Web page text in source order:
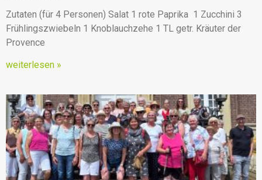
Zutaten (für 4 Personen) Salat 1 rote Paprika 1 Zucchini 3
Frühlingszwiebeln 1 Knoblauchzehe 1 TL getr. Kräuter der
Provence
weiterlesen »